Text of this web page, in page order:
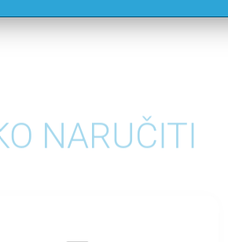
NARUČITI​